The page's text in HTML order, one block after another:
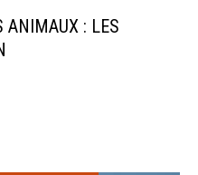
ANIMAUX : LES